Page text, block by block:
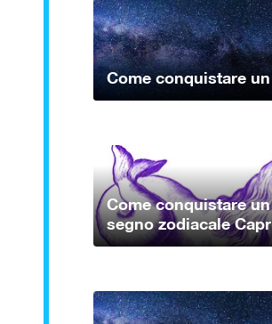
Come conquistare
Come conquistare
segno zodiacale